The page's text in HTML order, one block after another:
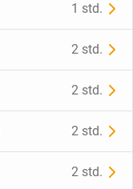
1 std.
2 std.
2 std.
2 std.
2 std.